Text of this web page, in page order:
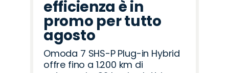
efficienza è in
promo per tutto
agosto
Omoda 7 SHS-P Plug-in Hybrid
offre fino a 1.200 km di